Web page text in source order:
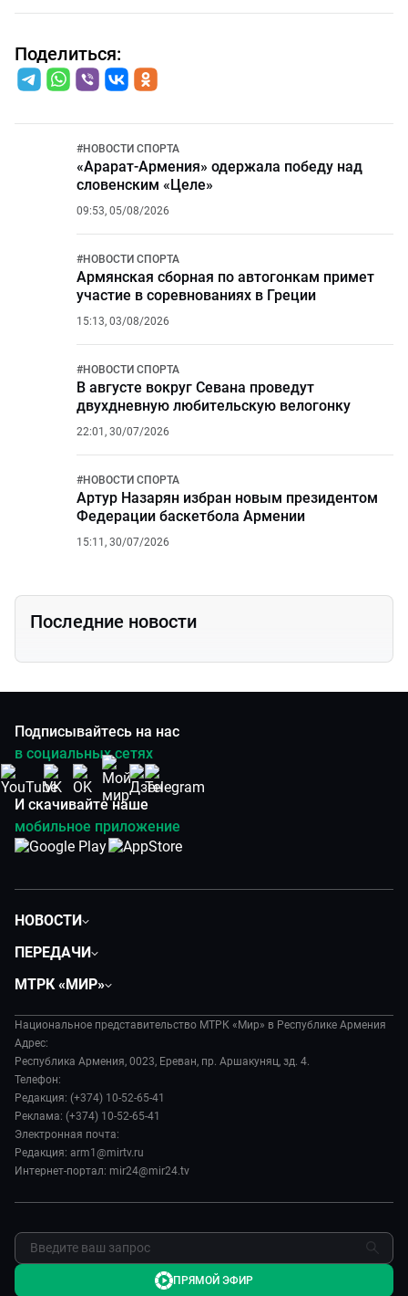
Поделиться:
#НОВОСТИ СПОРТА
«Арарат-Армения» одержала победу над
словенским «Целе»
09:53, 05/08/2026
#НОВОСТИ СПОРТА
Армянская сборная по автогонкам примет
участие в соревнованиях в Греции
15:13, 03/08/2026
#НОВОСТИ СПОРТА
В августе вокруг Севана проведут
двухдневную любительскую велогонку
22:01, 30/07/2026
#НОВОСТИ СПОРТА
Артур Назарян избран новым президентом
Федерации баскетбола Армении
15:11, 30/07/2026
Последние новости
Подписывайтесь на нас
в социальных сетях
И скачивайте наше
мобильное приложение
НОВОСТИ
Экономика
Происшествия
Наука и технологии
Культура
Спорт
ПЕРЕДАЧИ
Евразия. Культурно
Евразия. Регионы
Наши иностранцы
Пять причин поехать в...
Сделано в Содружестве
Я – волонтер
МТРК «МИР»
История
Руководство
Лица мира
Новости
Пресса о нас
Карьера
Национальное представительство МТРК «Мир» в Республике Армения
Адрес:
Республика Армения, 0023, Ереван, пр. Аршакуняц, зд. 4.
Телефон:
Редакция: (+374) 10-52-65-41
Реклама: (+374) 10-52-65-41
Электронная почта:
Редакция: arm1@mirtv.ru
Интернет-портал: mir24@mir24.tv
ПРЯМОЙ ЭФИР